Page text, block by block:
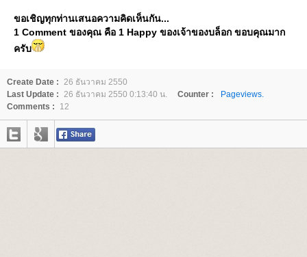
ขอเชิญทุกท่านเสนอความคิดเห็นกัน...
1 Comment ของคุณ คือ 1 Happy ของเจ้าของบล็อก ขอบคุณมาก
ครับ
Create Date : 26 ธันวาคม 2550
Last Update : 26 ธันวาคม 2550 0:13:40 น. Counter :
Pageviews.
Comments :
12